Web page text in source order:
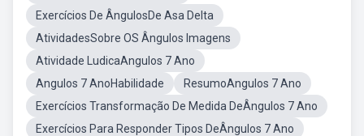
Exercícios De ÂngulosDe Asa Delta
AtividadesSobre OS Ângulos Imagens
Atividade LudicaAngulos 7 Ano
Angulos 7 AnoHabilidade
ResumoAngulos 7 Ano
Exercícios Transformação De Medida DeÂngulos 7 Ano
Exercícios Para Responder Tipos DeÂngulos 7 Ano